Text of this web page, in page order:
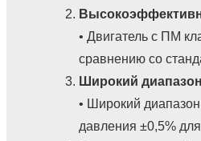
• Двигатель с ПМ
сравнению со
Широкий
• Широкий
давления ±0,5%